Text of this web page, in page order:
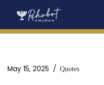
May 15, 2025 Quotes